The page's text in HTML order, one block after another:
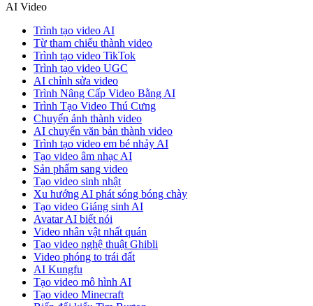
AI Video
Trình tạo video AI
Từ tham chiếu thành video
Trình tạo video TikTok
Trình tạo video UGC
AI chỉnh sửa video
Trình Nâng Cấp Video Bằng AI
Trình Tạo Video Thú Cưng
Chuyển ảnh thành video
AI chuyển văn bản thành video
Trình tạo video em bé nhảy AI
Tạo video âm nhạc AI
Sản phẩm sang video
Tạo video sinh nhật
Xu hướng AI phát sóng bóng chày
Tạo video Giáng sinh AI
Avatar AI biết nói
Video nhân vật nhất quán
Tạo video nghệ thuật Ghibli
Video phóng to trái đất
AI Kungfu
Tạo video mô hình AI
Tạo video Minecraft